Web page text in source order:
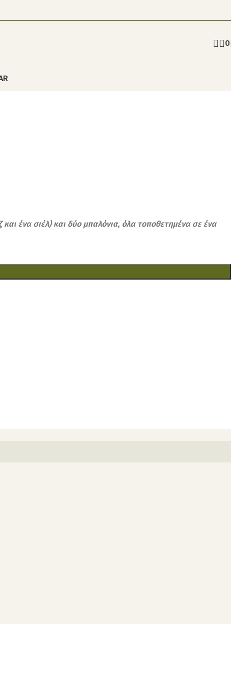
0
ένα σιέλ) και δύο μπαλόνια, όλα τοποθετημένα σε ένα